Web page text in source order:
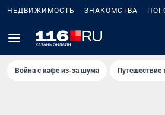
НЕДВИЖИМОСТЬ ЗНАКОМСТВА
Война с кафе из-за шума Путешествие